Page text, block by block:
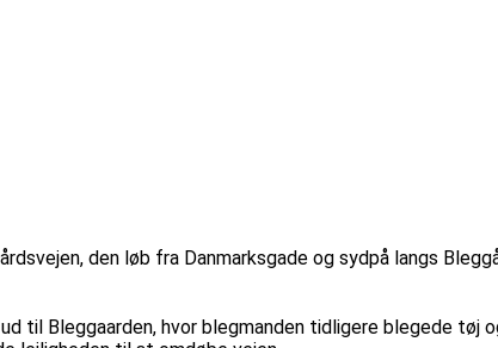
den løb fra Danmarksgade og sydpå langs
til Bleggaarden, hvor blegmanden tidligere blegede tøj